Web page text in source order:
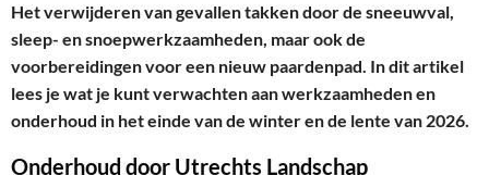
Het verwijderen van gevallen takken door de sneeuwval,
sleep- en snoepwerkzaamheden, maar ook de
voorbereidingen voor een nieuw paardenpad. In dit artikel
lees je wat je kunt verwachten aan werkzaamheden en
onderhoud in het einde van de winter en de lente van 2026.
Onderhoud door Utrechts Landschap